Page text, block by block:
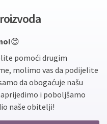
😊
pomoći drugim
molimo vas da podijelite
da obogaćuje našu
i poboljšamo
naše obitelji!